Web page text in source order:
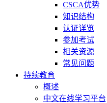
CSCA优势
知识结构
认证详览
参加考试
相关资源
常见问题
持续教育
概述
中文在线学习平台